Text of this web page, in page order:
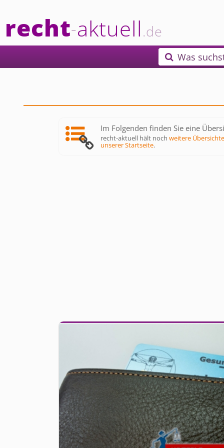
recht-aktuell.de
 Was
Im Folgenden finden Sie eine
recht-aktuell hält nochweitere
unserer Startseite.